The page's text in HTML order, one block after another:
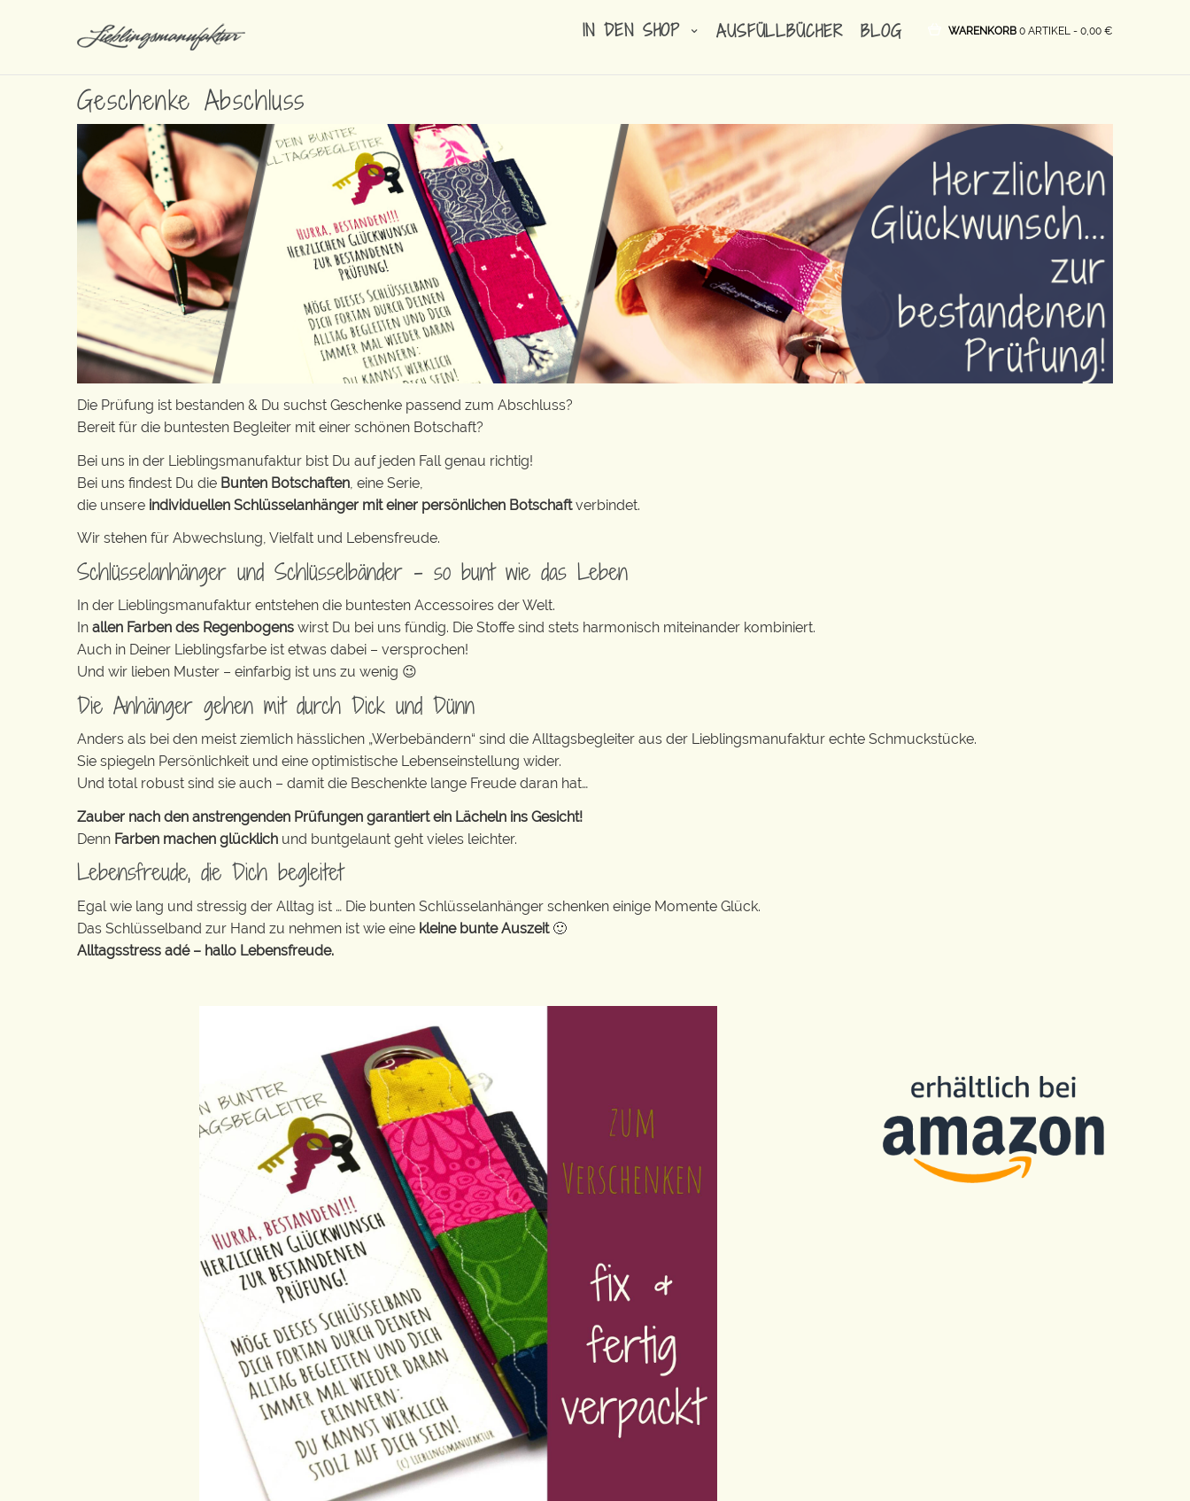
IN DEN SHOP AUSFÜLLBÜCHER BLOG WARENKORB 0 ARTIKEL - 0,00 €
Geschenke Abschluss
Die Prüfung ist bestanden & Du suchst Geschenke passend zum Abschluss?
Bereit für die buntesten Begleiter mit einer schönen Botschaft?
Bei uns in der Lieblingsmanufaktur bist Du auf jeden Fall genau richtig!
Bei uns findest Du die Bunten Botschaften , eine Serie,
die unsere individuellen Schlüsselanhänger mit einer persönlichen Botschaftverbindet.
Wir stehen für Abwechslung, Vielfalt und Lebensfreude.
Schlüsselanhänger und Schlüsselbänder – so bunt wie das Leben
In der Lieblingsmanufaktur entstehen die buntesten Accessoires der Welt.
In allen Farben des Regenbogens wirst Du bei uns fündig. Die Stoffe sind stets harmonisch miteinander kombiniert.
Auch in Deiner Lieblingsfarbe ist etwas dabei – versprochen!
Und wir lieben Muster – einfarbig ist uns zu wenig 😉
Die Anhänger gehen mit durch Dick und Dünn
Anders als bei den meist ziemlich hässlichen „Werbebändern“ sind die Alltagsbegleiter aus der Lieblingsmanufaktur echte Schmuckstücke.
Sie spiegeln Persönlichkeit und eine optimistische Lebenseinstellung wider.
Und total robust sind sie auch – damit die Beschenkte lange Freude daran hat…
Zauber nach den anstrengenden Prüfungen garantiert ein Lächeln ins Gesicht!
Denn Farben machen glücklich und buntgelaunt geht vieles leichter.
Lebensfreude, die Dich begleitet
Egal wie lang und stressig der Alltag ist … Die bunten Schlüsselanhänger schenken einige Momente Glück.
Das Schlüsselband zur Hand zu nehmen ist wie eine kleine bunte Auszeit🙂
Alltagsstress adé – hallo Lebensfreude.